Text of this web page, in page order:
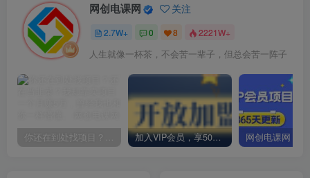
网创电课网 关注
2.7W+ 0 8 2221W+
人生就像一杯茶，不会苦一辈子，但总会苦一阵子
你还在到处找项目？还在当韭菜？我却靠卖项目一个月赚5万，曾经我也和你一样懵懂。 加入VIP会员，享50%的推广提成，免费学习多种网上创业课程，菜鸟秒变大神！